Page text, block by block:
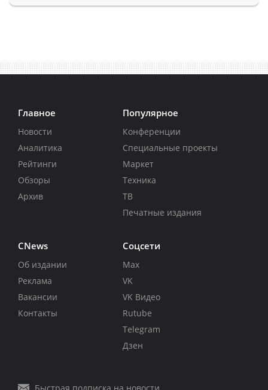
Главное
Новости
Аналитика
Рейтинги
Обзоры
Архив
Популярное
Конференции
Специальные проекты
Маркет
Техника
ТВ
Печатные издания
CNews
Об издании
Реклама
Вакансии
Контакты
Соцсети
Max
VK
VK Видео
Rutube
Telegram
Дзен